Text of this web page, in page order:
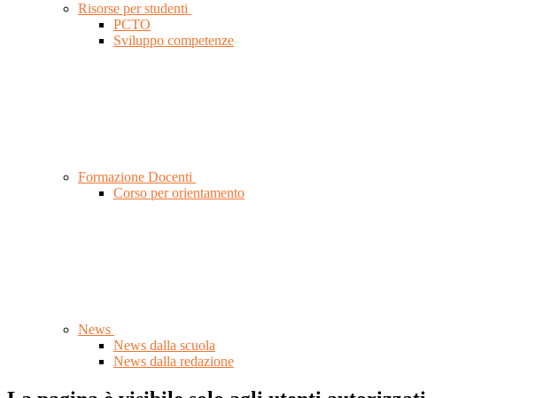
Risorse per studenti
PCTO
Sviluppo competenze
Formazione Docenti
Corso per orientamento
News
News dalla scuola
News dalla redazione